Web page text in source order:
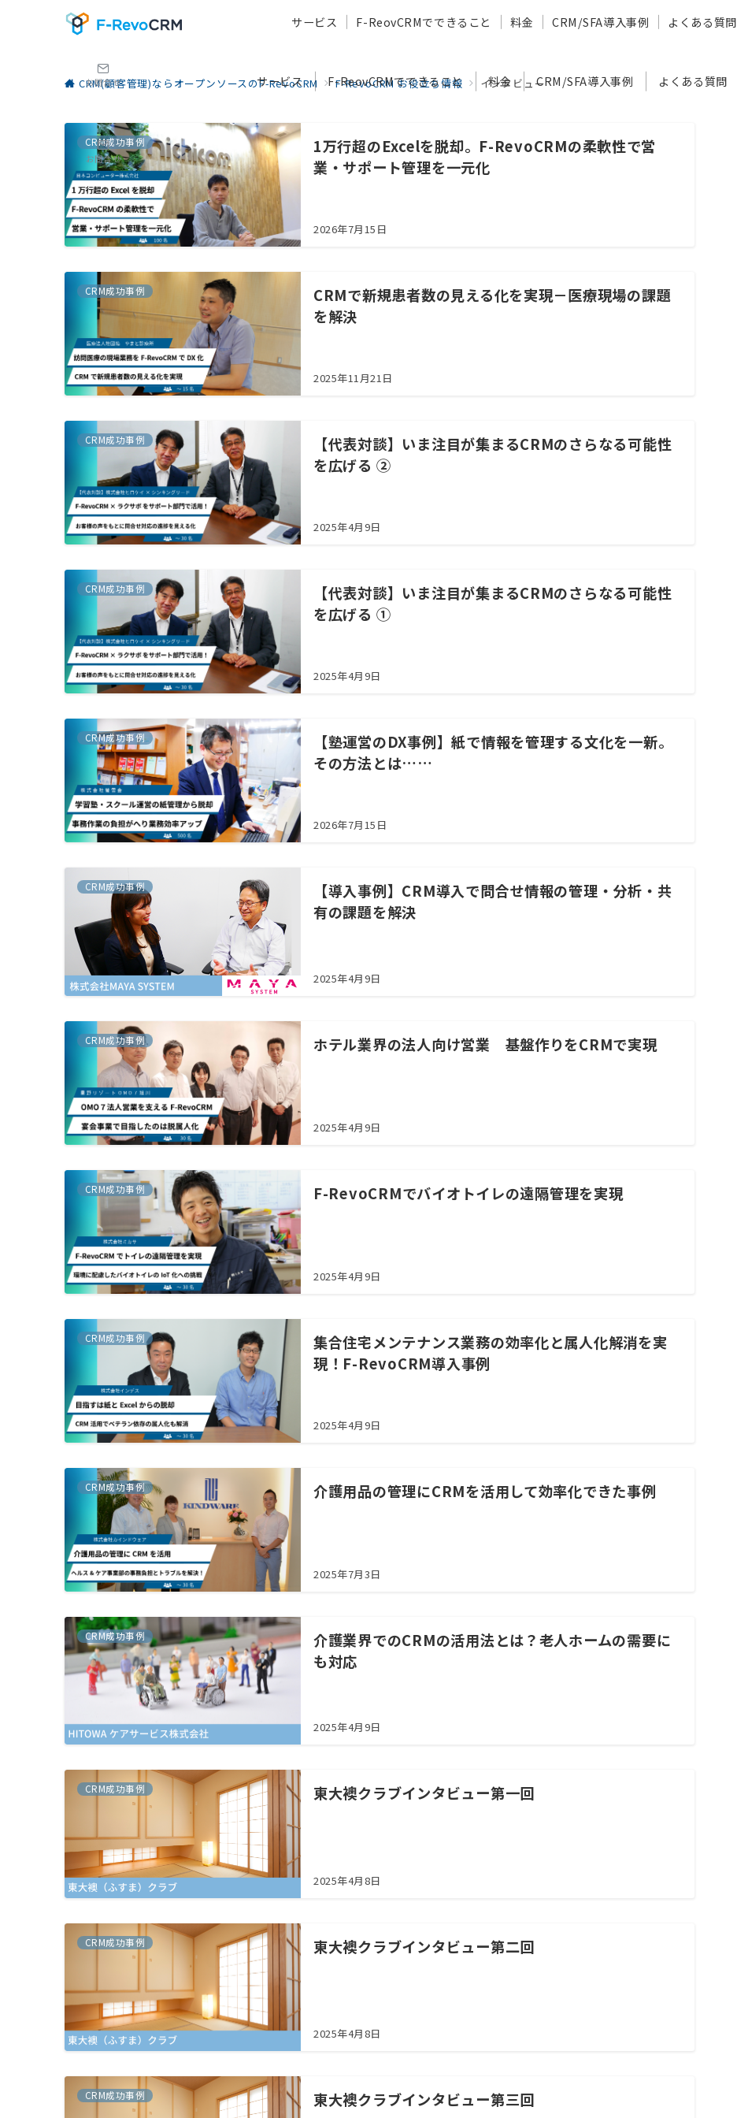
サービス F-ReovCRMでできること 料金 CRM/SFA導入事例 よくある質問
お問合せ
サービス F-ReovCRMでできること 料金 CRM/SFA導入事例 よくある質問
お問合せ
CRM(顧客管理)ならオープンソースのF-RevoCRM F-RevoCRM お役立ち情報 インタビュー
CRM成功事例
1万行超のExcelを脱却。F-RevoCRMの柔軟性で営
業・サポート管理を一元化
2026年7月15日
CRM成功事例
CRMで新規患者数の見える化を実現－医療現場の課題
を解決
2025年11月21日
CRM成功事例
【代表対談】いま注目が集まるCRMのさらなる可能性
を広げる ②
2025年4月9日
CRM成功事例
【代表対談】いま注目が集まるCRMのさらなる可能性
を広げる ①
2025年4月9日
CRM成功事例
【塾運営のDX事例】紙で情報を管理する文化を一新。
その方法とは……
2026年7月15日
CRM成功事例
【導入事例】CRM導入で問合せ情報の管理・分析・共
有の課題を解決
2025年4月9日
CRM成功事例 ホテル業界の法人向け営業 基盤作りをCRMで実現
2025年4月9日
CRM成功事例 F-RevoCRMでバイオトイレの遠隔管理を実現
2025年4月9日
CRM成功事例
集合住宅メンテナンス業務の効率化と属人化解消を実
現！F-RevoCRM導入事例
2025年4月9日
CRM成功事例 介護用品の管理にCRMを活用して効率化できた事例
2025年7月3日
CRM成功事例
介護業界でのCRMの活用法とは？老人ホームの需要に
も対応
2025年4月9日
CRM成功事例 東大襖クラブインタビュー第一回
2025年4月8日
CRM成功事例 東大襖クラブインタビュー第二回
2025年4月8日
CRM成功事例 東大襖クラブインタビュー第三回